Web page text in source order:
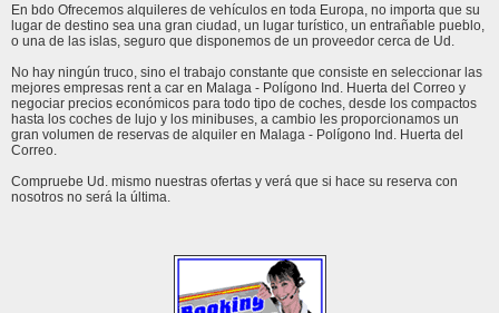
En bdo Ofrecemos alquileres de vehículos en toda Europa, no importa que su
lugar de destino sea una gran ciudad, un lugar turístico, un entrañable pueblo,
o una de las islas, seguro que disponemos de un proveedor cerca de Ud.
No hay ningún truco, sino el trabajo constante que consiste en seleccionar las
mejores empresas rent a car en Malaga - Polígono Ind. Huerta del Correo y
negociar precios económicos para todo tipo de coches, desde los compactos
hasta los coches de lujo y los minibuses, a cambio les proporcionamos un
gran volumen de reservas de alquiler en Malaga - Polígono Ind. Huerta del
Correo.
Compruebe Ud. mismo nuestras ofertas y verá que si hace su reserva con
nosotros no será la última.